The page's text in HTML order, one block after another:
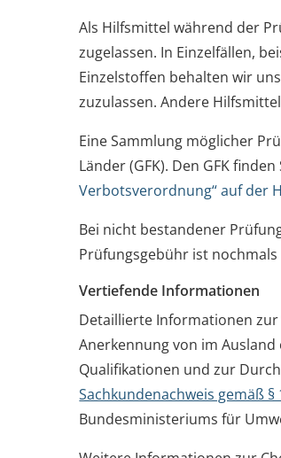
Als Hilfsmittel während der
zugelassen. In Einzelfällen,
Einzelstoffen behalten wir
zuzulassen. Andere
Eine Sammlung möglicher
Länder (GFK). Den GFK
Verbotsverordnung“ auf der
Bei nicht bestandener
Prüfungsgebühr ist
Vertiefende Informationen
Detaillierte Informationen zur
Anerkennung von im
Qualifikationen und zur
Sachkundenachweis gemäß
Bundesministeriums für